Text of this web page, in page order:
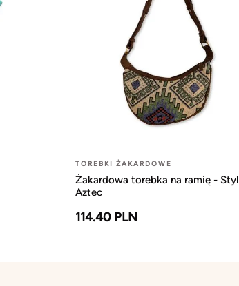
TOREBKI ŻAKARDOWE
Żakardowa torebka na ramię - Styl
Aztec
114.40 PLN